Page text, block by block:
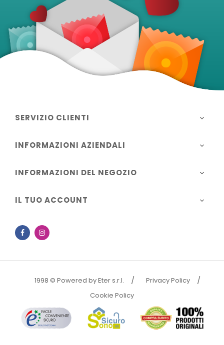
SERVIZIO CLIENTI 
INFORMAZIONI AZIENDALI 
INFORMAZIONI DEL NEGOZIO 
IL TUO ACCOUNT 
Facebook
1998 © Powered by Eter s.r.l.
Privacy Policy
Cookie Policy